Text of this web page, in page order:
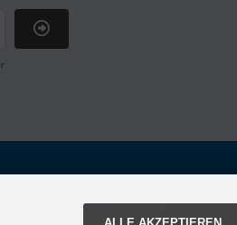
Zahlungsmethoden
ALLE AKZEPTIEREN